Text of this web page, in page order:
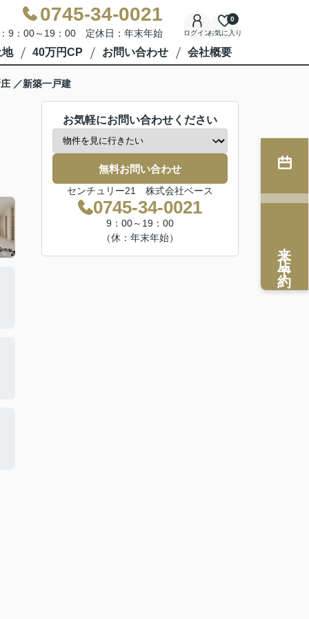
0745-34-0021
9：00～19：00 定休日：年末年始 ログインお気に入り
0
地 40万円CP お問い合わせ 会社概要
／新築一戸建
お気軽にお問い合わせください
無料お問い合わせ
センチュリー21 株式会社ベース
0745-34-0021
9：00～19：00
（休：年末年始）
来店予約